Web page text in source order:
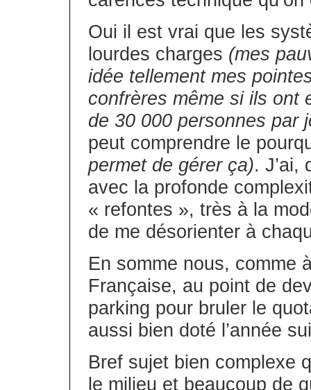
Oui il est vrai que les
lourdes charges (mes
idée tellement mes
confrères même si ils ont
de 30 000 personnes par
peut comprendre le
permet de gérer ça). J’ai,
avec la profonde
« refontes », très à la
de me désorienter à
En somme nous, comme
Française, au point de
parking pour bruler le
aussi bien doté l’année
Bref sujet bien complexe
le milieu et beaucoup de